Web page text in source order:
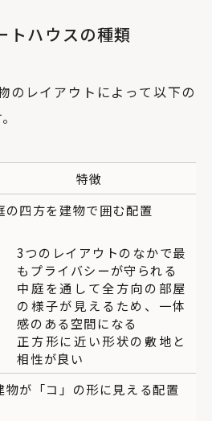
トハウスの種類
のレイアウトによって以下の
特徴
の四方を建物で囲む配置
3つのレイアウトのなかで最
もプライバシーが守られる
中庭を通して全方向の部屋
の様子が見えるため、一体
感のある空間になる
正方形に近い形状の敷地と
相性が良い
物が「コ」の形に見える配置